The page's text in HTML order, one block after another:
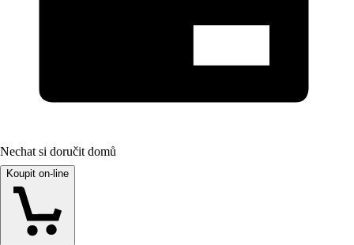
Nechat si doručit domů
Koupit on-line